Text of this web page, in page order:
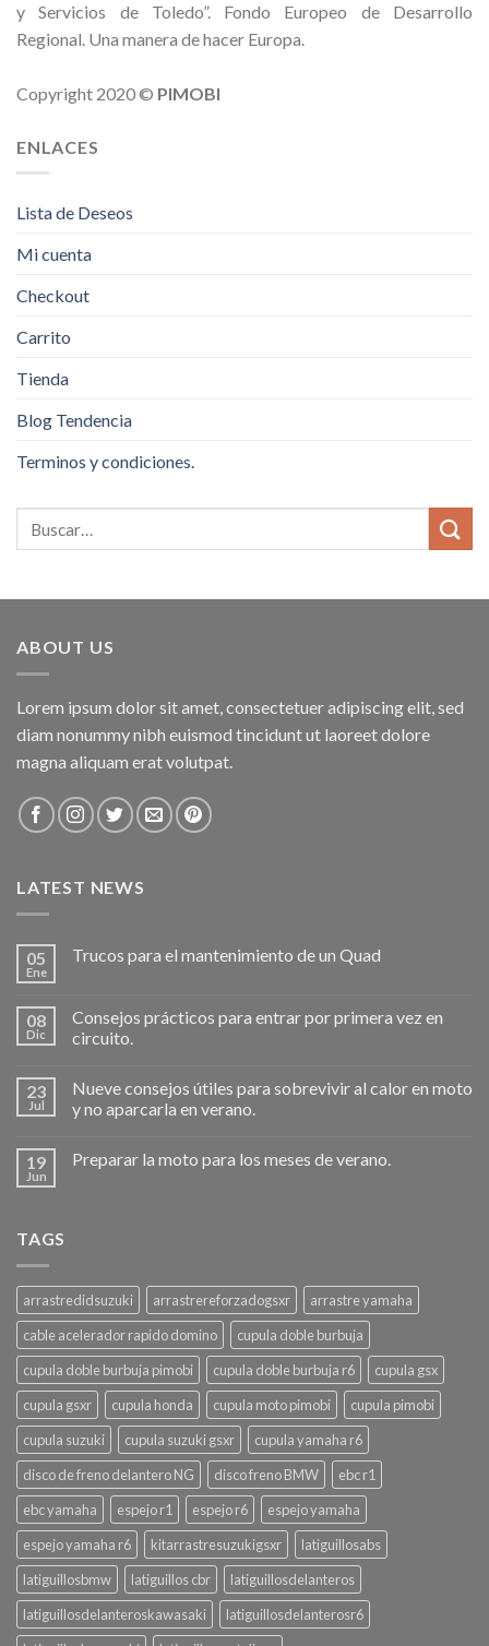
y Servicios de Toledo”. Fondo Europeo de Desarrollo
Regional. Una manera de hacer Europa.
Copyright 2020 © PIMOBI
ENLACES
Lista de Deseos
Mi cuenta
Checkout
Carrito
Tienda
Blog Tendencia
Terminos y condiciones.
ABOUT US
Lorem ipsum dolor sit amet, consectetuer adipiscing elit, sed
diam nonummy nibh euismod tincidunt ut laoreet dolore
magna aliquam erat volutpat.
LATEST NEWS
05
Ene
Trucos para el mantenimiento de un Quad
08
Dic
Consejos prácticos para entrar por primera vez en
circuito.
23
Jul
Nueve consejos útiles para sobrevivir al calor en moto
y no aparcarla en verano.
19
Jun
Preparar la moto para los meses de verano.
TAGS
arrastredidsuzuki arrastrereforzadogsxr
arrastre yamaha
cable acelerador rapido domino
cupula doble burbuja
cupula doble burbuja pimobi
cupula doble burbuja r6
cupula gsx
cupula gsxr
cupula honda cupula moto pimobi
cupula pimobi
cupula suzuki
cupula suzuki gsxr
cupula yamaha r6
disco de freno delantero NG
disco freno BMW
ebc r1
ebc yamaha
espejo r1 espejo r6
espejo yamaha
espejo yamaha r6
kitarrastresuzukigsxr
latiguillosabs
latiguillosbmw
latiguillos cbr
latiguillosdelanteros
latiguillosdelanteroskawasaki
latiguillosdelanterosr6